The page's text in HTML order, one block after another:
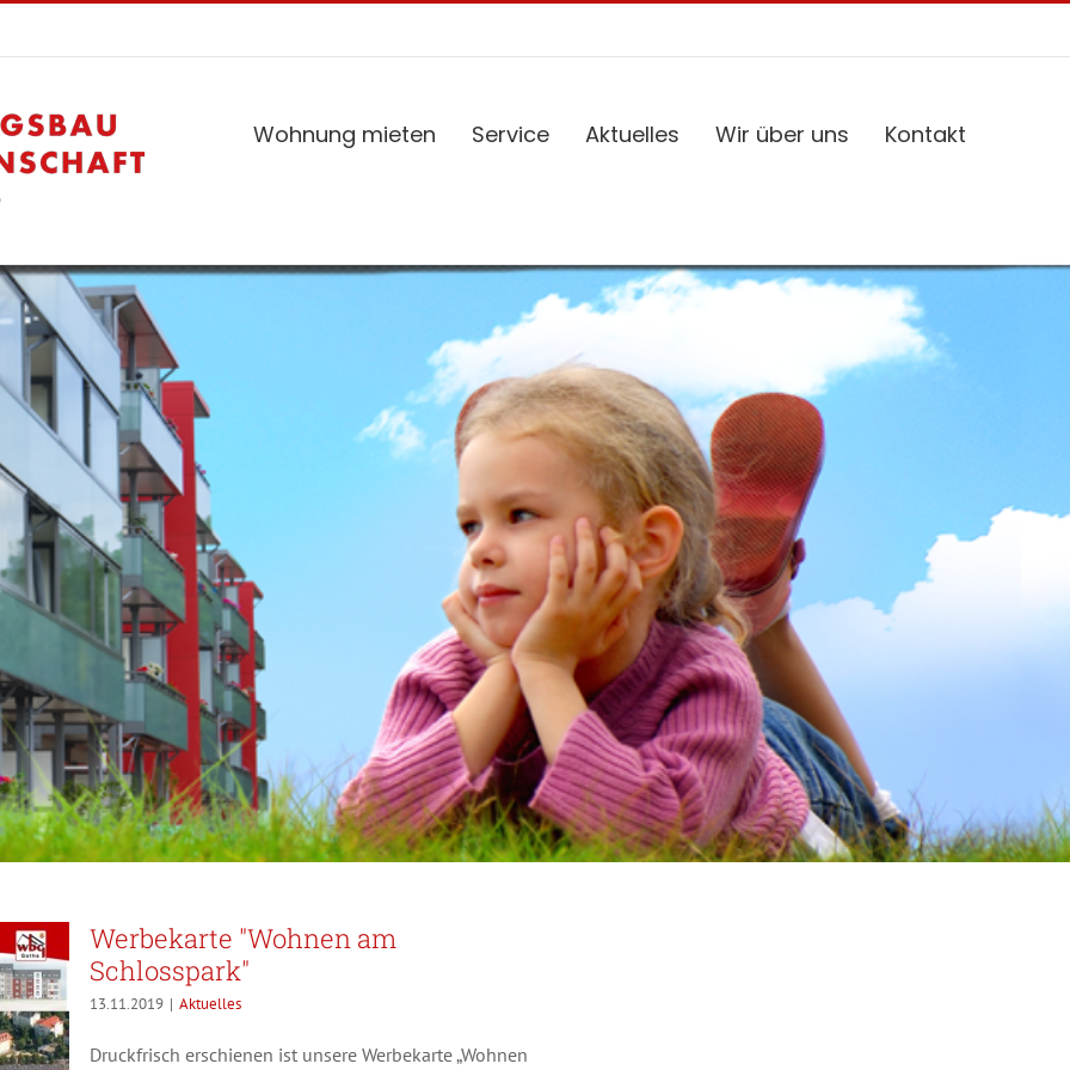
Wohnung mieten Service Aktuelles Wir über uns Kontakt
Werbekarte "Wohnen am
Schlosspark"
13.11.2019 | Aktuelles
Druckfrisch erschienen ist unsere Werbekarte „Wohnen